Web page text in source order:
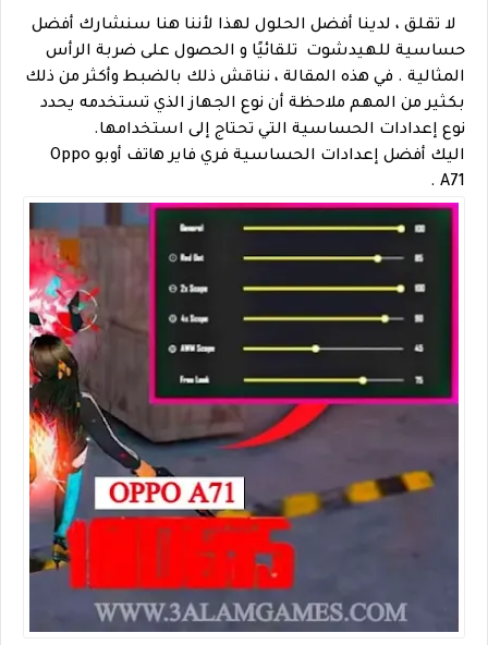
لا تقلق ، لدينا أفضل الحلول لهذا لأننا هنا سنشارك أفضل
حساسية للهيدشوت تلقائيًا و الحصول على ضربة الرأس
المثالية . في هذه المقالة ، نناقش ذلك بالضبط وأكثر من ذلك
بكثير من المهم ملاحظة أن نوع الجهاز الذي تستخدمه يحدد
نوع إعدادات الحساسية التي تحتاج إلى استخدامها.
اليك أفضل إعدادات الحساسية فري فاير هاتف أوبو Oppo
A71 .